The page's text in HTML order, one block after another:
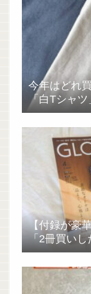
今年はどれ
「白Tシャ
【付録が豪
「2冊買い